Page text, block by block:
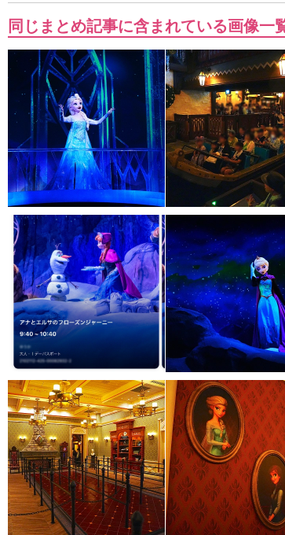
同じまとめ記事に含まれている画像一